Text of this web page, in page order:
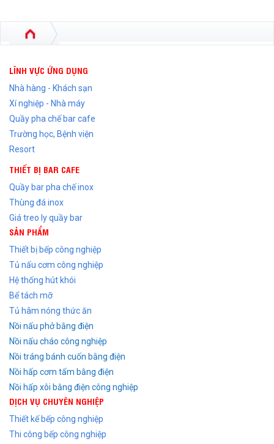
LĨNH VỰC ỨNG DỤNG
Nhà hàng - Khách sạn
Xí nghiệp - Nhà máy
Quầy pha chế bar cafe
Trường học, Bệnh viện
Resort
THIẾT BỊ BAR CAFE
Quầy bar pha chế inox
Thùng đá inox
Giá treo ly quầy bar
SẢN PHẨM
Thiết bị bếp công nghiệp
Tủ nấu cơm công nghiệp
Hệ thống hút khói
Bể tách mỡ
Tủ hâm nóng thức ăn
Nồi nấu phở bằng điện
Nồi nấu cháo công nghiệp
Nồi tráng bánh cuốn bằng điện
Nồi hấp cơm tấm bằng điện
Nồi hấp xôi bằng điện công nghiệp
DỊCH VỤ CHUYÊN NGHIỆP
Thiết kế bếp công nghiệp
Thi công bếp công nghiệp